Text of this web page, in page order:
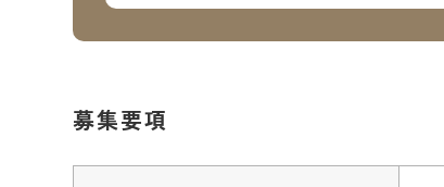
募集要項